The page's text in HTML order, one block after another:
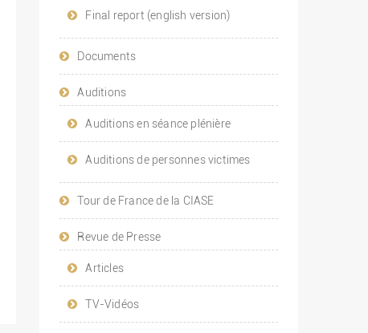
Final report (english version)
Documents
Auditions
Auditions en séance plénière
Auditions de personnes victimes
Tour de France de la CIASE
Revue de Presse
Articles
TV-Vidéos